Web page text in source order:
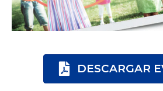
DESCARGAR